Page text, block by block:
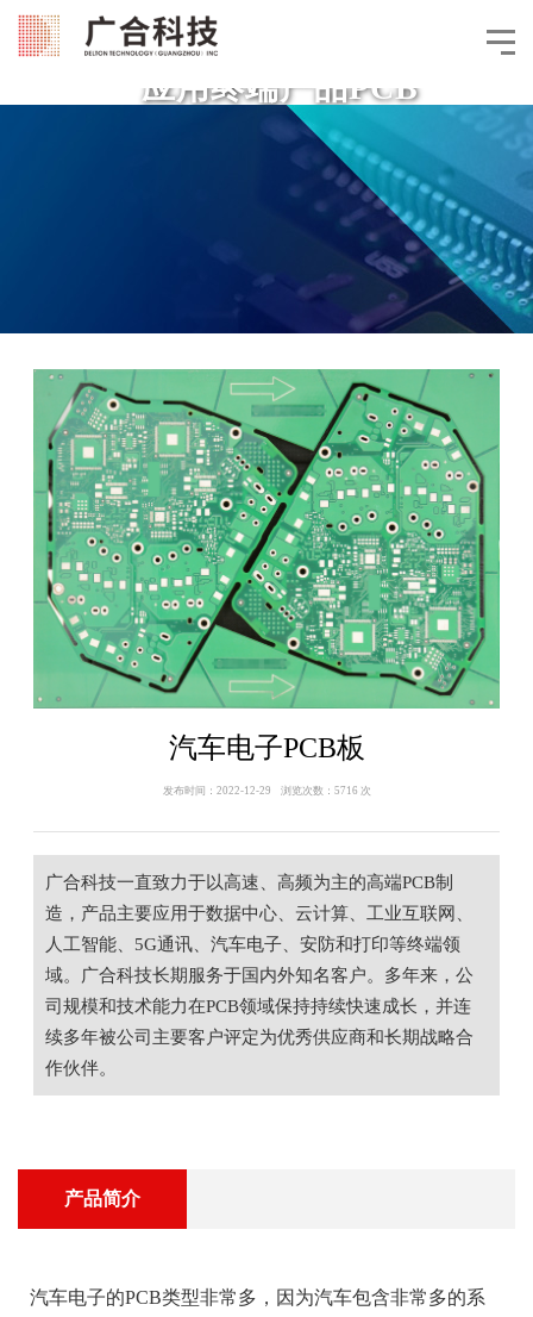
应用终端产品PCB
汽车电子PCB板
发布时间：2022-12-29 浏览次数：5716 次
广合科技一直致力于以高速、高频为主的高端PCB制
造，产品主要应用于数据中心、云计算、工业互联网、
人工智能、5G通讯、汽车电子、安防和打印等终端领
域。广合科技长期服务于国内外知名客户。多年来，公
司规模和技术能力在PCB领域保持持续快速成长，并连
续多年被公司主要客户评定为优秀供应商和长期战略合
作伙伴。
产品简介
汽车电子的PCB类型非常多，因为汽车包含非常多的系